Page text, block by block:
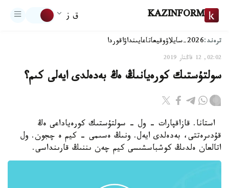
KAZINFORM ق ز
ترەند:2026-سايلاۋ وقيعاتاعايىنداۋاقوردا
02:02, 12 قاڭتار 2019
سولتۇستىك كورەيانىڭ ەڭ بەدەلدى ايەلى كىم؟
استانا. قازاقپارات - ول - سولتۇستىك كورەياداعى ەڭ
قۇدىرەتتى، بەدەلدى ايەل. ونىڭ ەسىمى - كيم ە چجون. ول
اتالعان ەلدىڭ كوشباسشىسى كيم چەن ىننىڭ قارىنداسى.